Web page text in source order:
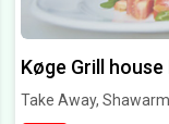
Køge Grill house
Take Away,